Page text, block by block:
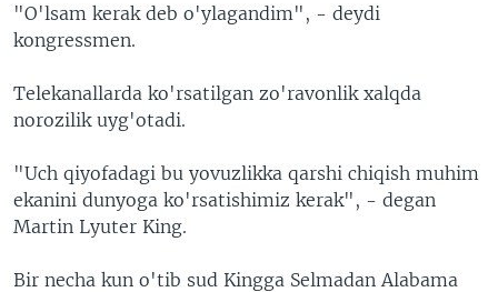
"O'lsam kerak deb o'ylagandim", - deydi
kongressmen.
Telekanallarda ko'rsatilgan zo'ravonlik xalqda
norozilik uyg'otadi.
"Uch qiyofadagi bu yovuzlikka qarshi chiqish muhim
ekanini dunyoga ko'rsatishimiz kerak", - degan
Martin Lyuter King.
Bir necha kun o'tib sud Kingga Selmadan Alabama